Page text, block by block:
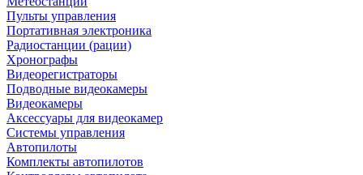
Пульты управления
Портативная электроника
Радиостанции (рации)
Хронографы
Видеорегистраторы
Подводные видеокамеры
Видеокамеры
Аксессуары для видеокамер
Системы управления
Автопилоты
Комплекты автопилотов